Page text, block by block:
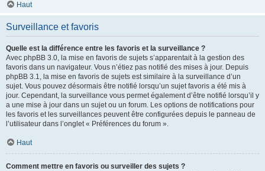
Haut
Surveillance et favoris
Quelle est la différence entre les favoris et la surveillance ?
Avec phpBB 3.0, la mise en favoris de sujets s’apparentait à la gestion des
favoris dans un navigateur. Vous n’étiez pas notifié des mises à jour. Depuis
phpBB 3.1, la mise en favoris de sujets est similaire à la surveillance d’un
sujet. Vous pouvez désormais être notifié lorsqu’un sujet favoris a été mis à
jour. Cependant, la surveillance vous permet également d’être notifié lorsqu’il y
a une mise à jour dans un sujet ou un forum. Les options de notifications pour
les favoris et les surveillances peuvent être configurées depuis le panneau de
l’utilisateur dans l’onglet « Préférences du forum ».
Haut
Comment mettre en favoris ou surveiller des sujets ?